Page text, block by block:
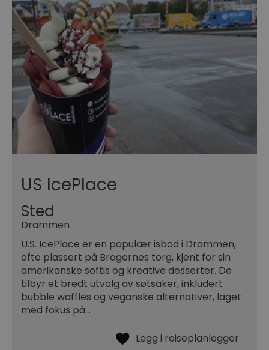
US IcePlace
Sted
Drammen
U.S. IcePlace er en populær isbod i Drammen,
ofte plassert på Bragernes torg, kjent for sin
amerikanske softis og kreative desserter. De
tilbyr et bredt utvalg av søtsaker, inkludert
bubble waffles og veganske alternativer, laget
med fokus på…